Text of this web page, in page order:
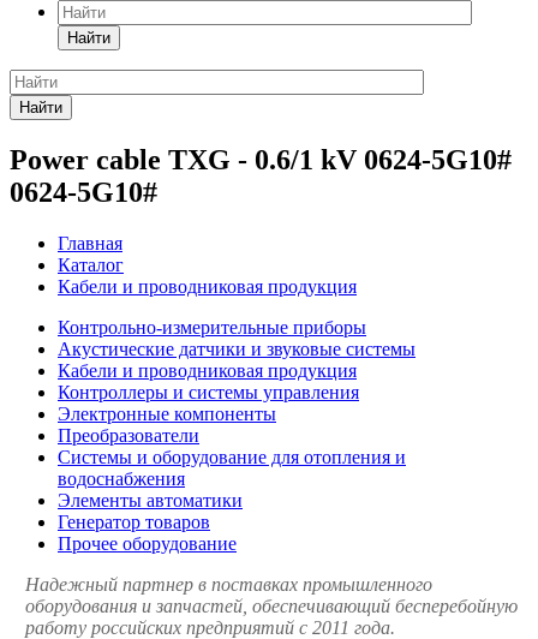
Найти
Найти
Power cable TXG - 0.6/1 kV 0624-5G10#
0624-5G10#
Главная
Каталог
Кабели и проводниковая продукция
Контрольно-измерительные приборы
Акустические датчики и звуковые системы
Кабели и проводниковая продукция
Контроллеры и системы управления
Электронные компоненты
Преобразователи
Системы и оборудование для отопления и
водоснабжения
Элементы автоматики
Генератор товаров
Прочее оборудование
Надежный партнер в поставках промышленного
оборудования и запчастей, обеспечивающий бесперебойную
работу российских предприятий с 2011 года.